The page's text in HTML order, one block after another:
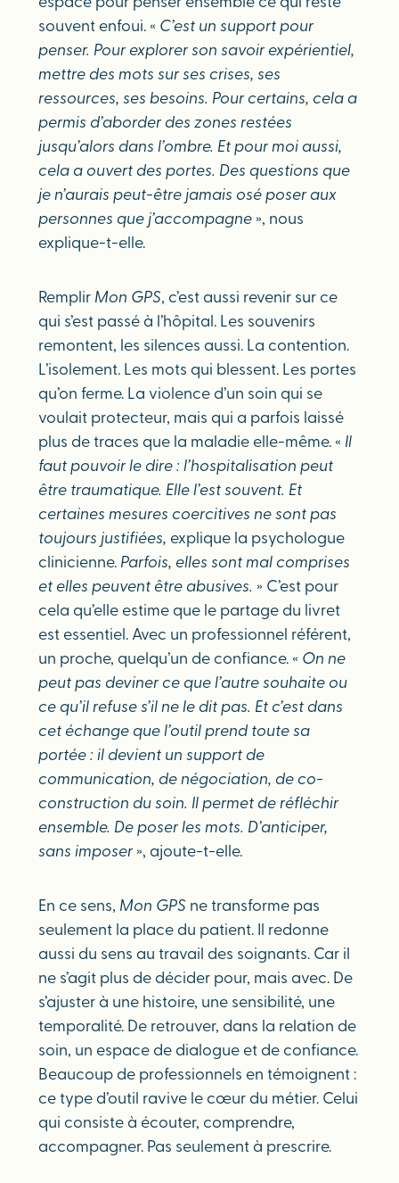
souvent enfoui. « C’est un support pour
penser. Pour explorer son savoir expérientiel,
mettre des mots sur ses crises, ses
ressources, ses besoins. Pour certains, cela a
permis d’aborder des zones restées
jusqu’alors dans l’ombre. Et pour moi aussi,
cela a ouvert des portes. Des questions que
je n’aurais peut-être jamais osé poser aux
personnes que j’accompagne», nous
explique-t-elle.
Remplir Mon GPS, c’est aussi revenir sur ce
qui s’est passé à l’hôpital. Les souvenirs
remontent, les silences aussi. La contention.
L’isolement. Les mots qui blessent. Les portes
qu’on ferme. La violence d’un soin qui se
voulait protecteur, mais qui a parfois laissé
plus de traces que la maladie elle-même. « Il
faut pouvoir le dire : l’hospitalisation peut
être traumatique. Elle l’est souvent. Et
certaines mesures coercitives ne sont pas
toujours justifiées, explique la psychologue
clinicienne. Parfois, elles sont mal comprises
et elles peuvent être abusives. » C’est pour
cela qu’elle estime que le partage du livret
est essentiel. Avec un professionnel référent,
un proche, quelqu’un de confiance. « On ne
peut pas deviner ce que l’autre souhaite ou
ce qu’il refuse s’il ne le dit pas. Et c’est dans
cet échange que l’outil prend toute sa
portée : il devient un support de
communication, de négociation, de co-
construction du soin. Il permet de réfléchir
ensemble. De poser les mots. D’anticiper,
sans imposer », ajoute-t-elle.
En ce sens, Mon GPS ne transforme pas
seulement la place du patient. Il redonne
aussi du sens au travail des soignants. Car il
ne s’agit plus de décider pour, mais avec. De
s’ajuster à une histoire, une sensibilité, une
temporalité. De retrouver, dans la relation de
soin, un espace de dialogue et de confiance.
Beaucoup de professionnels en témoignent :
ce type d’outil ravive le cœur du métier. Celui
qui consiste à écouter, comprendre,
accompagner. Pas seulement à prescrire.